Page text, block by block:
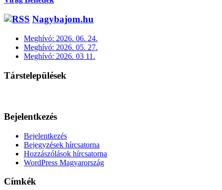
Nagybajom.hu
Meghívó: 2026. 06. 24.
Meghívó: 2026. 05. 27.
Meghívó: 2026. 03 11.
Társtelepülések
Bejelentkezés
Bejelentkezés
Bejegyzések hírcsatorna
Hozzászólások hírcsatorna
WordPress Magyarország
Címkék